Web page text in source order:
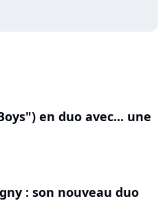
en duo avec... une
: son nouveau duo